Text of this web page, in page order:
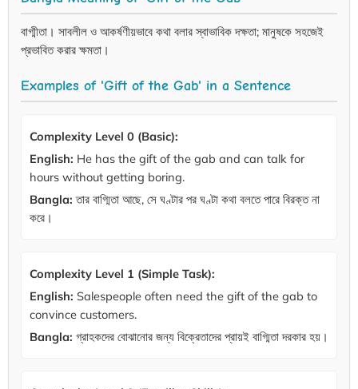
বাগ্মীতা। সাবলীল ও আকর্ষণীয়ভাবে কথা বলার স্বাভাবিক দক্ষতা; মানুষকে সহজেই
প্রভাবিত করার ক্ষমতা।
Examples of 'Gift of the Gab' in a Sentence
Complexity Level 0 (Basic):
English: He has the gift of the gab and can talk for
hours without getting boring.
Bangla: তার বাগ্মিতা আছে, সে ঘণ্টার পর ঘণ্টা কথা বলতে পারে বিরক্ত না
করে।
Complexity Level 1 (Simple Task):
English: Salespeople often need the gift of the gab to
convince customers.
Bangla: গ্রাহকদের বোঝানোর জন্য বিক্রেতাদের প্রায়ই বাগ্মিতা দরকার হয়।